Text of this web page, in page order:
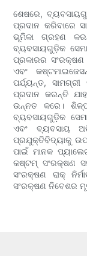
ଶେଷରେ,
ପ୍ରଦାନ କରିବାରେ
ଭୂମିକା ଗ୍ରହଣ
ବ୍ୟବସାୟଗୁଡ଼ିକ
ପ୍ରକାରର ସଂରକ୍ଷଣ
ଏବଂ
ପର୍ଯ୍ୟନ୍ତ, ସାମଗ୍ରୀ
ପ୍ରଦାନ କରନ୍ତି
ଉନ୍ନତ କରେ।
ବ୍ୟବସାୟଗୁଡ଼ିକ
ଏବଂ ବ୍ୟବସାୟ
ପ୍ରଯୁକ୍ତିବିଦ୍ୟାକୁ
ପାଇଁ ମାନକ
କଷ୍ଟମ୍ ସଂରକ୍ଷଣ
ସଂରକ୍ଷଣ ରାକ୍
ସଂରକ୍ଷଣ ନିବେଶର